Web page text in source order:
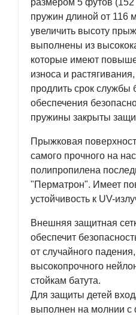
размером 5 футов (152
пружин длиной от 116
увеличить высоту
выполнены из
которые имеют
износа и
продлить срок службы
обеспечения
пружины закрыты
Прыжковая
самого прочного на
полипропилена
"Перматрон". Имеет
устойчивость к UV-
Внешняя защитная
обеспечит
от случайного
высокопрочного
стойкам батута.
Для защиты детей
выполнен на молнии